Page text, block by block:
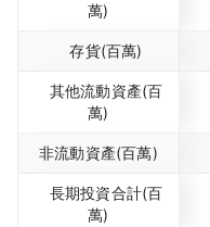
萬)
存貨(百萬)
其他流動資產(百
萬)
非流動資產(百萬)
長期投資合計(百
萬)